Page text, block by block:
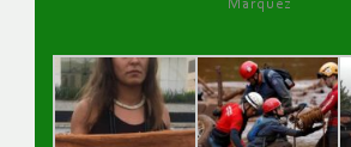
Márquez